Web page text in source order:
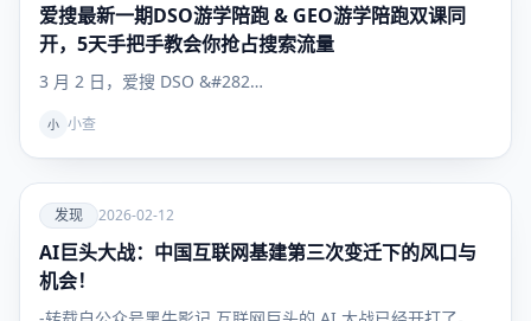
发现
爱搜最新一期DSO游学陪跑 & GEO游学陪跑双课同
开，5天手把手教会你抢占搜索流量
3 月 2 日，爱搜 DSO &#282…
小 小查
爱
发现
发现 2026-02-12
AI巨头大战：中国互联网基建第三次变迁下的风口与
机会！